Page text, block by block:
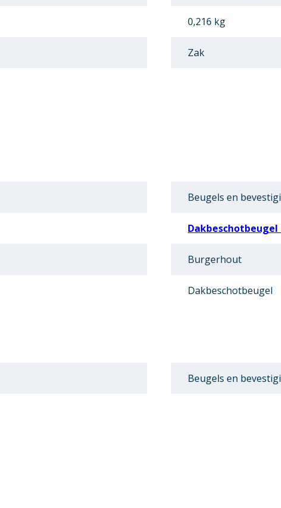
0,216 kg
Zak
Beugels en
Dakbeschotbeugel
Burgerhout
Dakbeschotbeugel
Beugels en